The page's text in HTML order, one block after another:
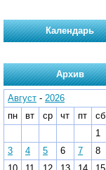
Календарь
Архив
Август - 2026
пн
вт ср чт пт сб
1
3
4 5 6 7 8